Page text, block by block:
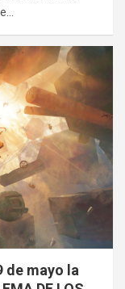
de mayo la